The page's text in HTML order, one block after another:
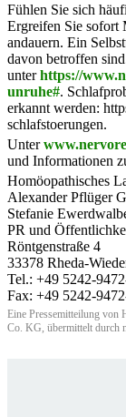
Fühlen Sie sich
Ergreifen Sie sofort
andauern. Ein
davon betroffen
unterhttps://
unruhe#.
erkannt werden:
schlafstoerungen.
Unter
und Informationen
Homöopathisches
Alexander Pflüger
Stefanie
PR und
Röntgenstraße 4
33378 Rheda-
Tel.: +49 5242-
Fax: +49 5242-
Eine Pressemitteilung von
Co. KG, übermittelt durch